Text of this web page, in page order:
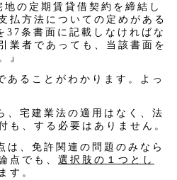
地の定期賃貸借契約を締結し
払方法についての定めがある
37条書面に記載しなければな
業者であっても、当該書面を
』
あることがわかります。よっ
、宅建業法の適用はなく、法
も、する必要はありません。
は、免許関連の問題のみなら
点でも、 選択肢の１つとし
す。